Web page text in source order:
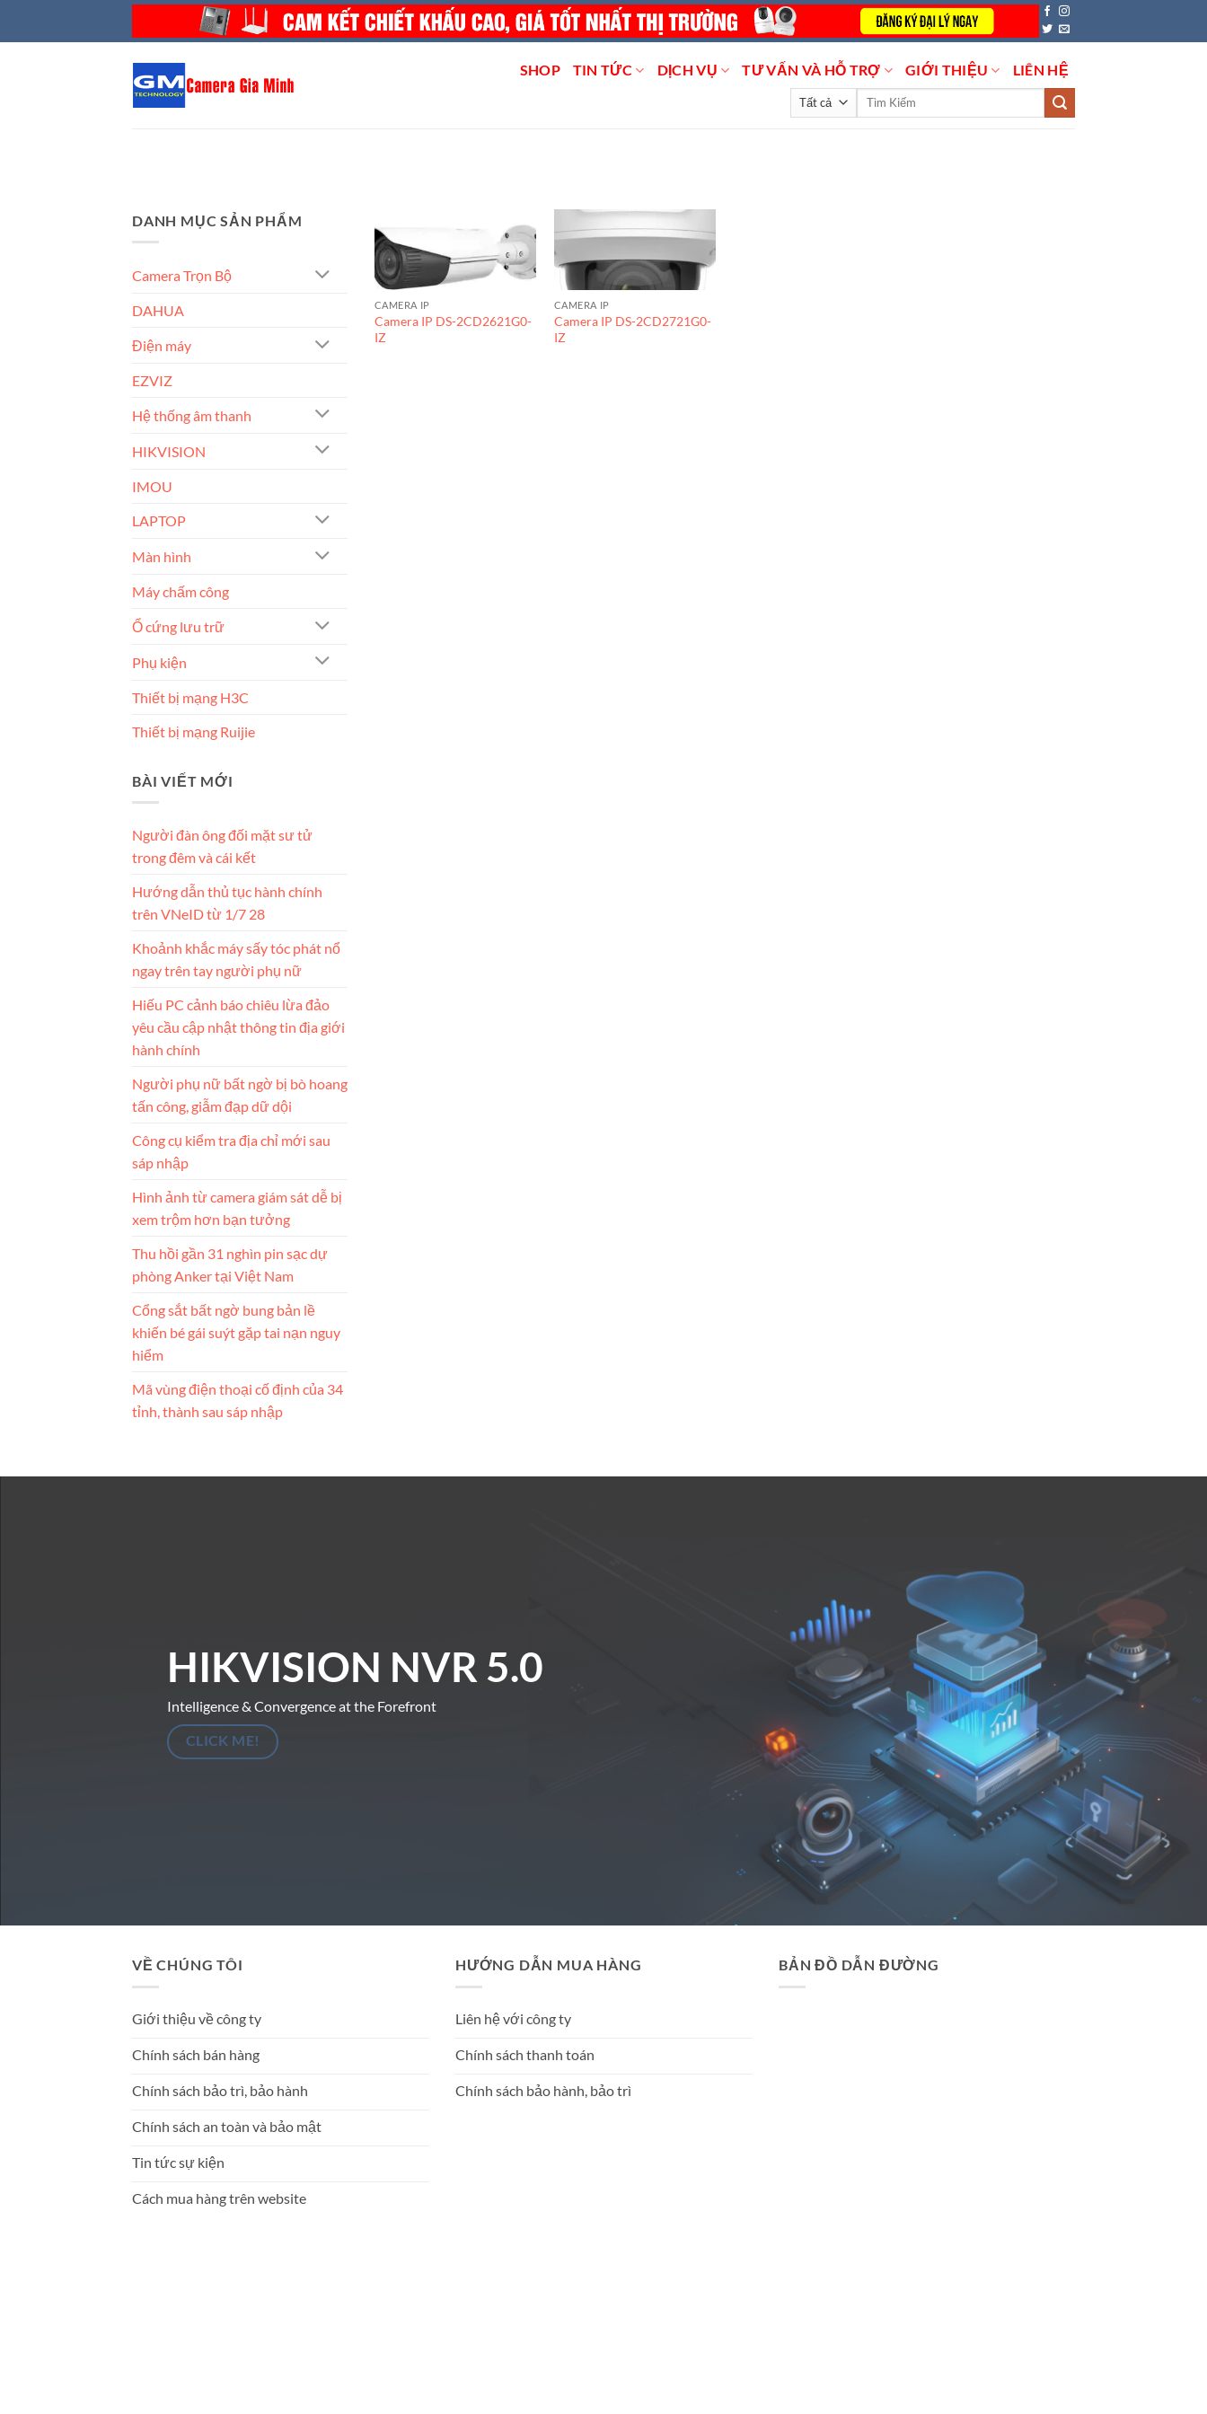
SHOP TIN TỨC DỊCH VỤ TƯ VẤN VÀ HỖ TRỢ GIỚI THIỆU LIÊN HỆ
Tìm
DANH MỤC SẢN PHẨM
Camera Trọn Bộ
DAHUA
Điện máy
EZVIZ
Hệ thống âm thanh
HIKVISION
IMOU
LAPTOP
Màn hình
Máy chấm công
Ổ cứng lưu trữ
Phụ kiện
Thiết bị mạng H3C
Thiết bị mạng Ruijie
BÀI VIẾT MỚI
Người đàn ông đối mặt sư tử
trong đêm và cái kết
Hướng dẫn thủ tục hành chính
trên VNeID từ 1/7 28
Khoảnh khắc máy sấy tóc phát nổ
ngay trên tay người phụ nữ
Hiếu PC cảnh báo chiêu lừa đảo
yêu cầu cập nhật thông tin địa giới
hành chính
Người phụ nữ bất ngờ bị bò hoang
tấn công, giẫm đạp dữ dội
Công cụ kiểm tra địa chỉ mới sau
sáp nhập
Hình ảnh từ camera giám sát dễ bị
xem trộm hơn bạn tưởng
Thu hồi gần 31 nghìn pin sạc dự
phòng Anker tại Việt Nam
Cổng sắt bất ngờ bung bản lề
khiến bé gái suýt gặp tai nạn nguy
hiểm
Mã vùng điện thoại cố định của 34
tỉnh, thành sau sáp nhập
CAMERA IP
Camera IP DS-2CD2621G0-
IZ
CAMERA IP
Camera IP DS-2CD2721G0-
IZ
HIKVISION NVR 5.0
Intelligence & Convergence at the Forefront
CLICK ME!
VỀ CHÚNG TÔI
Giới thiệu về công ty
Chính sách bán hàng
Chính sách bảo trì, bảo hành
Chính sách an toàn và bảo mật
Tin tức sự kiện
Cách mua hàng trên website
HƯỚNG DẪN MUA HÀNG
Liên hệ với công ty
Chính sách thanh toán
Chính sách bảo hành, bảo trì
BẢN ĐỒ DẪN ĐƯỜNG